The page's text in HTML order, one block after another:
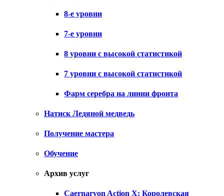
8-е уровни
7-е уровни
8 уровни с высокой статистикой
7 уровни с высокой статистикой
Фарм серебра на линии фронта
Натиск Ледяной медведь
Получение мастера
Обучение
Архив услуг
Caernarvon Action X: Королевская